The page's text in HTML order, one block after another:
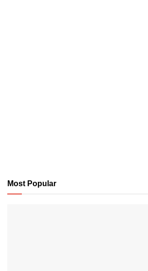
Most Popular